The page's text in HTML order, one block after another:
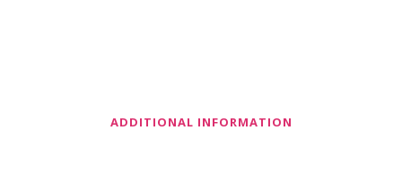
ADDITIONAL INFORMATION